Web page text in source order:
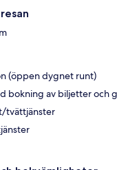
(öppen dygnet runt)
bokning av biljetter och
tvättjänster